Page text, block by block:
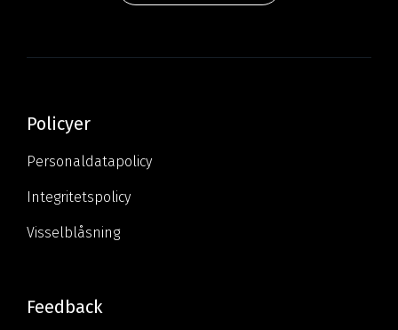
Policyer
Personaldatapolicy
Integritetspolicy
Visselblåsning
Feedback